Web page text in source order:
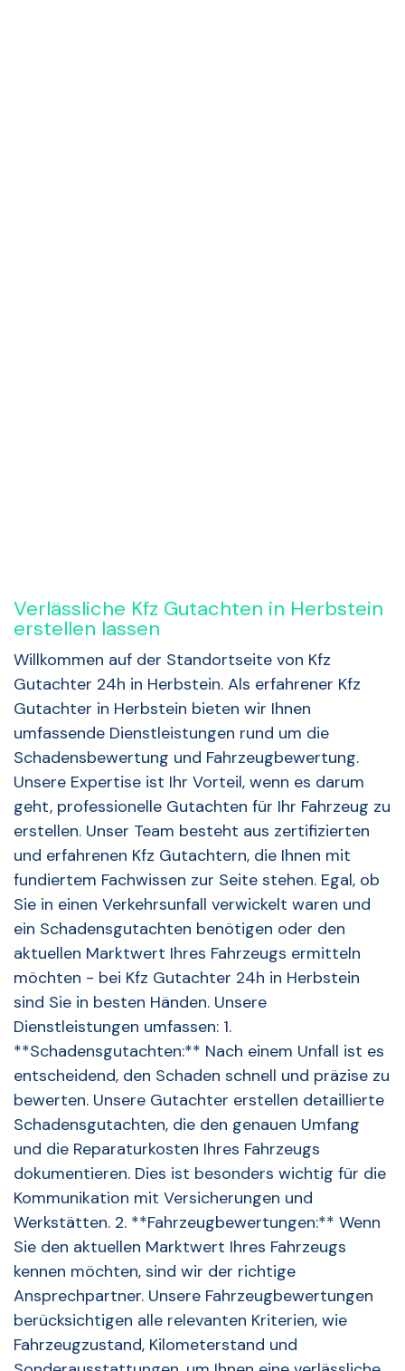
Verlässliche Kfz Gutachten in Herbstein
erstellen lassen
Willkommen auf der Standortseite von Kfz
Gutachter 24h in Herbstein. Als erfahrener Kfz
Gutachter in Herbstein bieten wir Ihnen
umfassende Dienstleistungen rund um die
Schadensbewertung und Fahrzeugbewertung.
Unsere Expertise ist Ihr Vorteil, wenn es darum
geht, professionelle Gutachten für Ihr Fahrzeug zu
erstellen. Unser Team besteht aus zertifizierten
und erfahrenen Kfz Gutachtern, die Ihnen mit
fundiertem Fachwissen zur Seite stehen. Egal, ob
Sie in einen Verkehrsunfall verwickelt waren und
ein Schadensgutachten benötigen oder den
aktuellen Marktwert Ihres Fahrzeugs ermitteln
möchten - bei Kfz Gutachter 24h in Herbstein
sind Sie in besten Händen. Unsere
Dienstleistungen umfassen: 1.
**Schadensgutachten:** Nach einem Unfall ist es
entscheidend, den Schaden schnell und präzise zu
bewerten. Unsere Gutachter erstellen detaillierte
Schadensgutachten, die den genauen Umfang
und die Reparaturkosten Ihres Fahrzeugs
dokumentieren. Dies ist besonders wichtig für die
Kommunikation mit Versicherungen und
Werkstätten. 2. **Fahrzeugbewertungen:** Wenn
Sie den aktuellen Marktwert Ihres Fahrzeugs
kennen möchten, sind wir der richtige
Ansprechpartner. Unsere Fahrzeugbewertungen
berücksichtigen alle relevanten Kriterien, wie
Fahrzeugzustand, Kilometerstand und